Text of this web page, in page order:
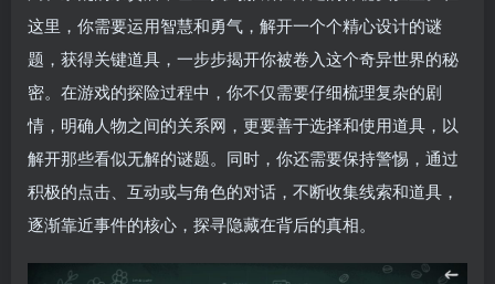
这里，你需要运用智慧和勇气，解开一个个精心设计的谜
题，获得关键道具，一步步揭开你被卷入这个奇异世界的秘
密。在游戏的探险过程中，你不仅需要仔细梳理复杂的剧
情，明确人物之间的关系网，更要善于选择和使用道具，以
解开那些看似无解的谜题。同时，你还需要保持警惕，通过
积极的点击、互动或与角色的对话，不断收集线索和道具，
逐渐靠近事件的核心，探寻隐藏在背后的真相。